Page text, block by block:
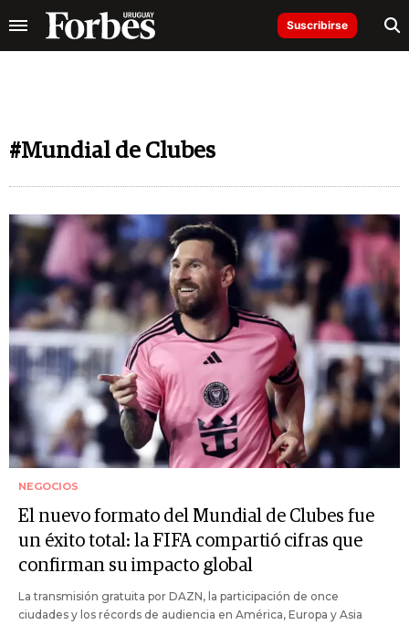
Suscribirse
#Mundial de Clubes
NEGOCIOS
El nuevo formato del Mundial de Clubes fue
un éxito total: la FIFA compartió cifras que
confirman su impacto global
La transmisión gratuita por DAZN, la participación de once
ciudades y los récords de audiencia en América, Europa y Asia